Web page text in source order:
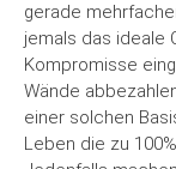
gerade
jemals das ideale
Kompromisse
Wände
einer solchen
Leben die zu